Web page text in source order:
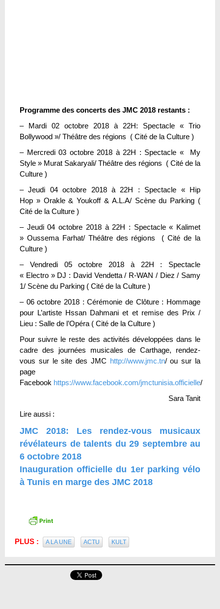
Programme des concerts des JMC 2018 restants :
– Mardi 02 octobre 2018 à 22H: Spectacle « Trio
Bollywood »/ Théâtre des régions ( Cité de la Culture )
– Mercredi 03 octobre 2018 à 22H : Spectacle « My
Style » Murat Sakaryali/ Théâtre des régions ( Cité de la
Culture )
– Jeudi 04 octobre 2018 à 22H : Spectacle « Hip
Hop » Orakle & Youkoff & A.L.A/ Scène du Parking (
Cité de la Culture )
– Jeudi 04 octobre 2018 à 22H : Spectacle « Kalimet
» Oussema Farhat/ Théâtre des régions ( Cité de la
Culture )
– Vendredi 05 octobre 2018 à 22H : Spectacle
« Electro » DJ : David Vendetta / R-WAN / Diez / Samy
1/ Scène du Parking ( Cité de la Culture )
– 06 octobre 2018 : Cérémonie de Clôture : Hommage
pour L’artiste Hssan Dahmani et et remise des Prix /
Lieu : Salle de l’Opéra ( Cité de la Culture )
Pour suivre le reste des activités développées dans le
cadre des journées musicales de Carthage, rendez-
vous sur le site des JMC http://www.jmc.tn/ ou sur la
page
Facebook https://www.facebook.com/jmctunisia.officielle/
Sara Tanit
Lire aussi :
JMC 2018: Les rendez-vous musicaux
révélateurs de talents du 29 septembre au
6 octobre 2018
Inauguration officielle du 1er parking vélo
à Tunis en marge des JMC 2018
PLUS : A LA UNE ACTU KULT